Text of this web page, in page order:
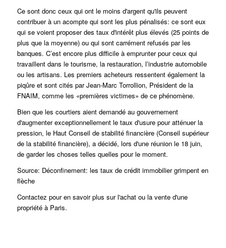
Ce sont donc ceux qui ont le moins d'argent qu'ils peuvent
contribuer à un acompte qui sont les plus pénalisés: ce sont eux
qui se voient proposer des taux d'intérêt plus élevés (25 points de
plus que la moyenne) ou qui sont carrément refusés par les
banques. C’est encore plus difficile à emprunter pour ceux qui
travaillent dans le tourisme, la restauration, l’industrie automobile
ou les artisans. Les premiers acheteurs ressentent également la
piqûre et sont cités par Jean-Marc Torrollion, Président de la
FNAIM, comme les «premières victimes» de ce phénomène.
Bien que les courtiers aient demandé au gouvernement
d'augmenter exceptionnellement le taux d'usure pour atténuer la
pression, le Haut Conseil de stabilité financière (Conseil supérieur
de la stabilité financière), a décidé, lors d'une réunion le 18 juin,
de garder les choses telles quelles pour le moment.
Source: Déconfinement: les taux de crédit immobilier grimpent en
flèche
Contactez pour en savoir plus sur l'achat ou la vente d'une
propriété à Paris.